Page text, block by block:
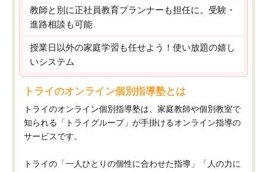
教師と別に正社員教育プランナーも担任に。受験・
進路相談も可能
授業日以外の家庭学習も任せよう！使い放題の嬉し
いシステム
トライのオンライン個別指導塾とは
トライのオンライン個別指導塾は、家庭教師や個別教室で
知られる「トライグループ」が手掛けるオンライン指導の
サービスです。
トライの「一人ひとりの個性に合わせた指導」「人の力に